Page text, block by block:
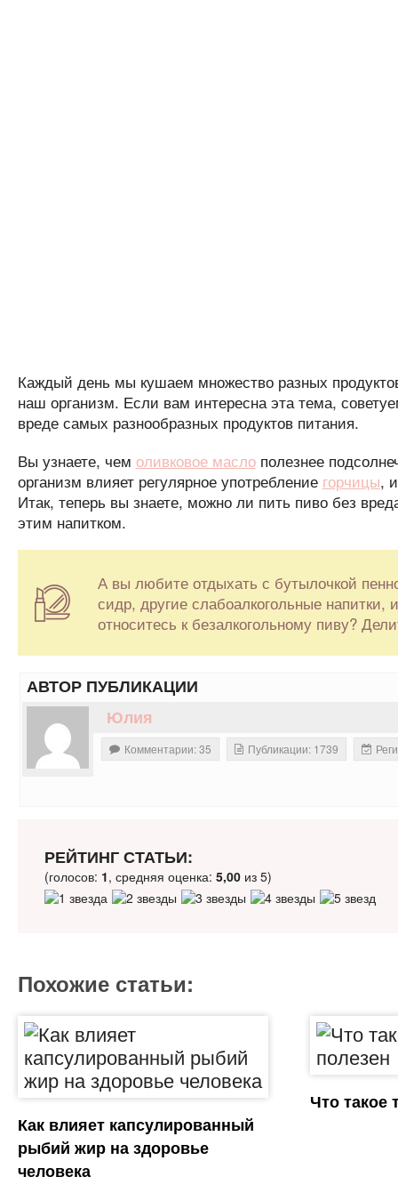
Каждый день мы кушаем множество разных
наш организм. Если вам интересна эта тема,
вреде самых разнообразных продуктов питания.
Вы узнаете, чем оливковое маслополезнее
организм влияет регулярное употребление горчицы,
Итак, теперь вы знаете, можно ли пить пиво без
этим напитком.
А вы любите отдыхать с бутылочкой
сидр, другие слабоалкогольные напитки,
относитесь к безалкогольному пиву?
АВТОР ПУБЛИКАЦИИ
Юлия
Комментарии: 35 Публикации: 1739
РЕЙТИНГ СТАТЬИ:
(голосов: 1, средняя оценка: 5,00из 5)
Похожие статьи:
Как влияет капсулированный
рыбий жир на здоровье
человека
Что такое